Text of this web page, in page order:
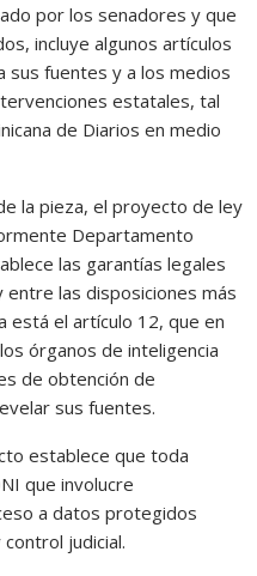
por los senadores y que
incluye algunos artículos
sus fuentes y a los medios
estatales, tal
de Diarios en medio
la pieza, el proyecto de ley
Departamento
las garantías legales
las disposiciones más
está el artículo 12, que en
órganos de inteligencia
de obtención de
sus fuentes.
establece que toda
que involucre
a datos protegidos
judicial.